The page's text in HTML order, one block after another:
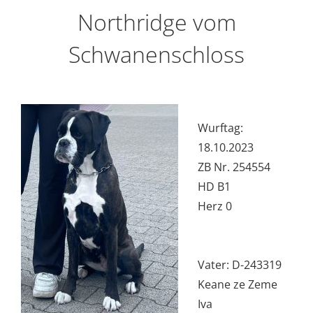
Northridge vom
Schwanenschloss
Wurftag:
18.10.2023
ZB Nr. 254554
HD B1
Herz 0
Vater: D-243319
Keane ze Zeme
Iva